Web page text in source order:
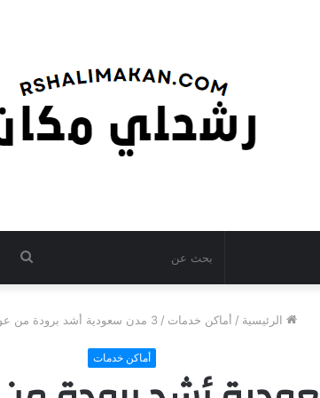
بحث
الرئيسية / أماكن خدمات / 3 مدن سعودية أشد برودة من عواصم أوروبا
أماكن خدمات